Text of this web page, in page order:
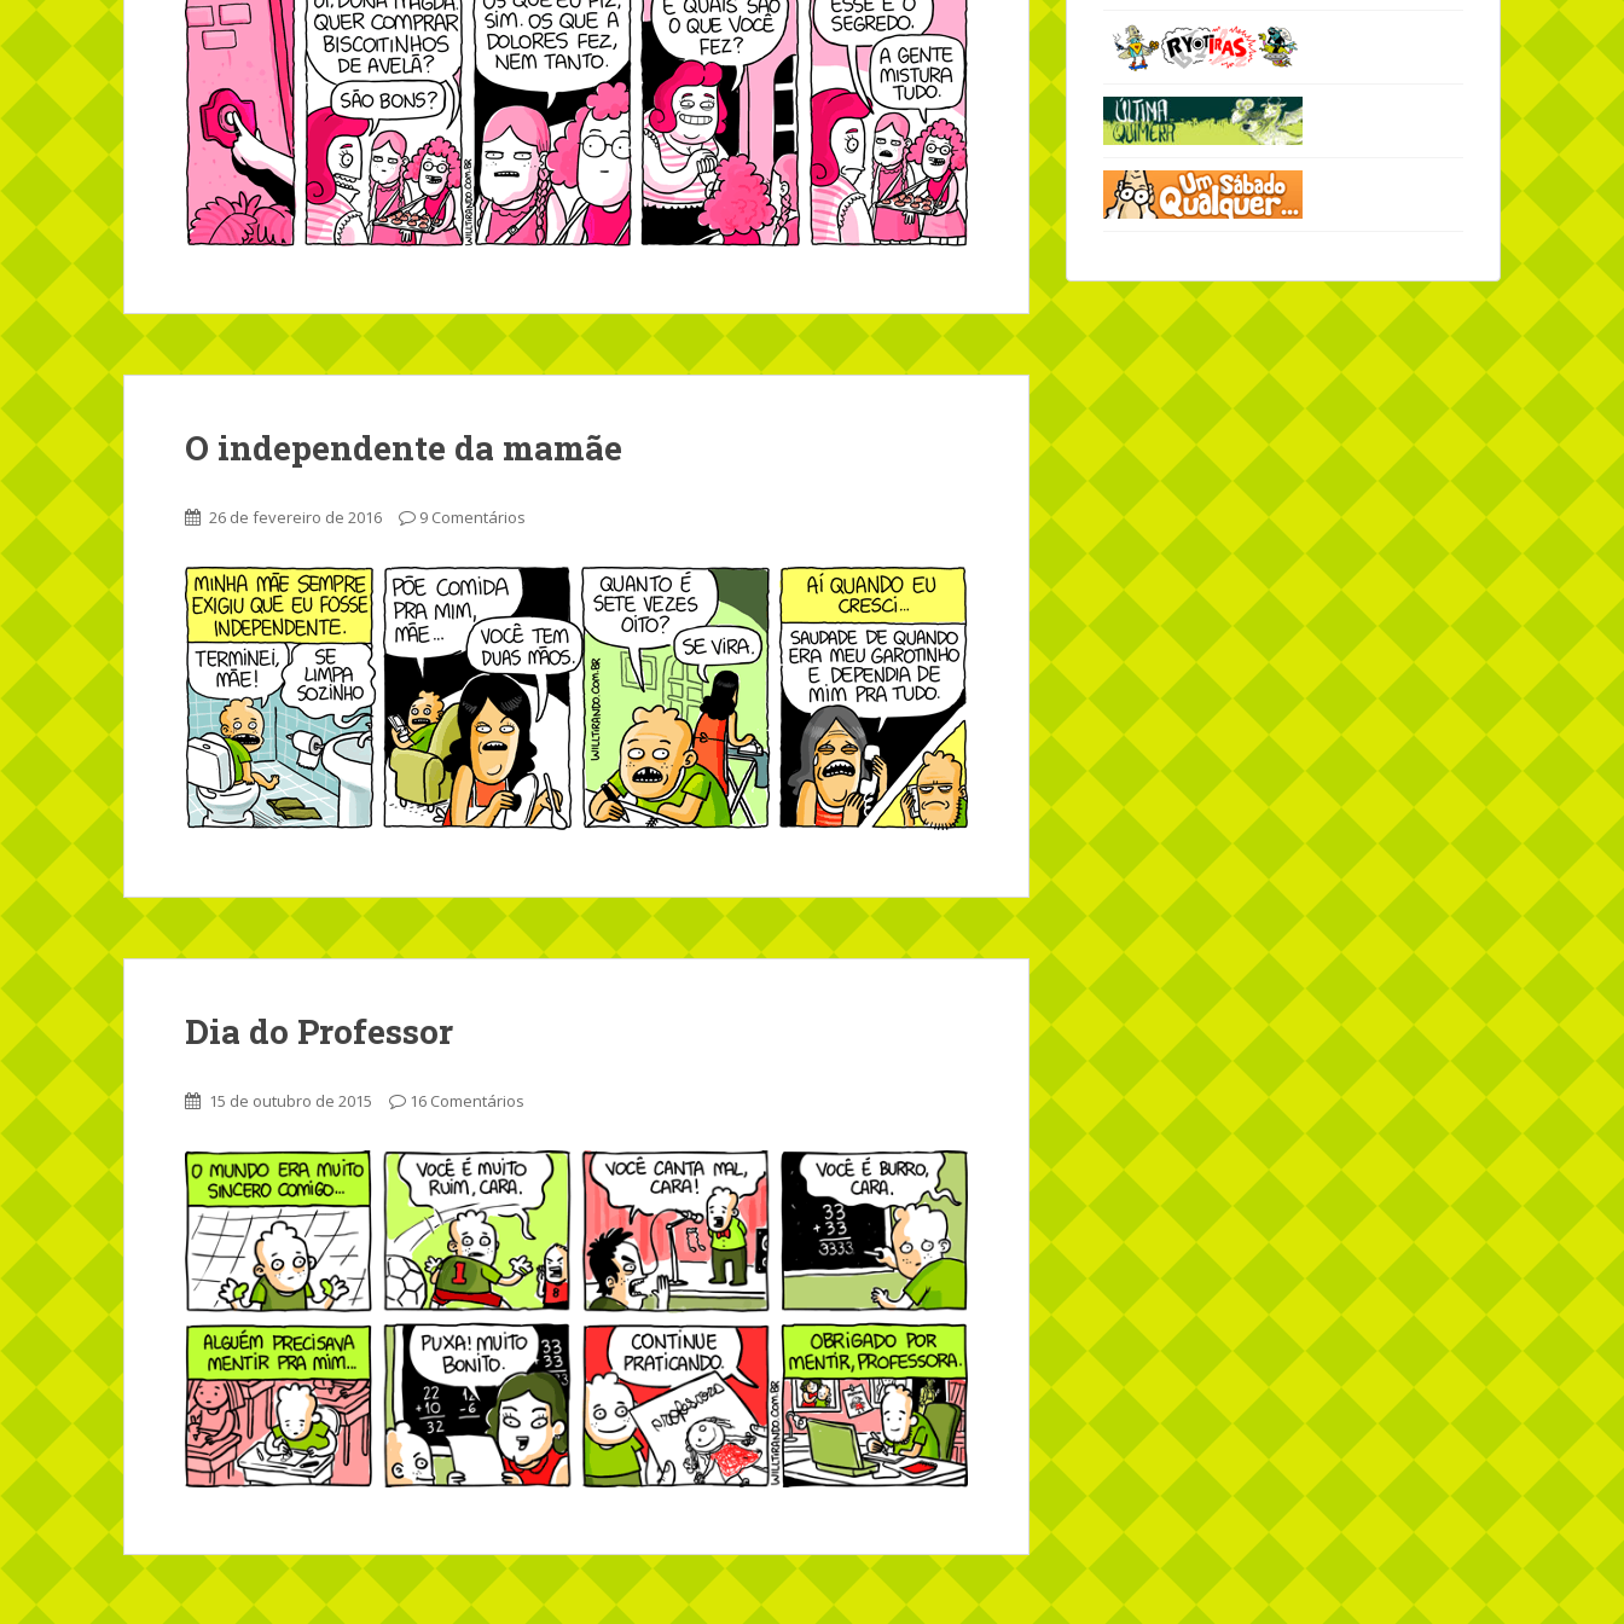
O independente da mamãe
26 de fevereiro de 2016 9 Comentários
Dia do Professor
15 de outubro de 2015 16 Comentários